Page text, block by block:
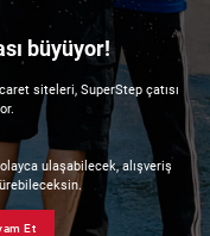
büyüyor!
siteleri, SuperStep çatısı
ulaşabilecek, alışveriş
Et